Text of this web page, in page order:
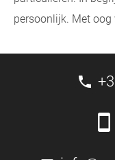
persoonlijk. Met